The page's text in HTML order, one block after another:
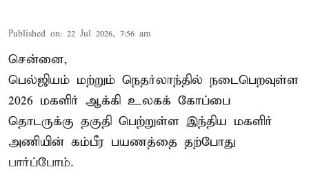
Published on: 22 Jul 2026, 7:56 am
சென்னை,
பெல்ஜியம் மற்றும் நெதர்லாந்தில் நடைபெறவுள்ள
2026 மகளிர் ஆக்கி உலகக் கோப்பை
தொடருக்கு தகுதி பெற்றுள்ள இந்திய மகளிர்
அணியின் கம்பீர பயணத்தை தற்போது
பார்ப்போம்.